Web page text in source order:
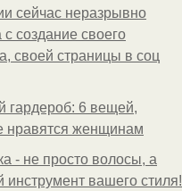
сейчас неразрывно
с создание своего
своей страницы в соц
гардероб: 6 вещей,
нравятся женщинам
- не просто волосы, а
вашего стиля!